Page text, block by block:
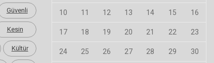
Güvenli
Kesin
Kültür
10 11 12 13 14 15 16
17 18 19 20 21 22 23
24 25 26 27 28 29 30